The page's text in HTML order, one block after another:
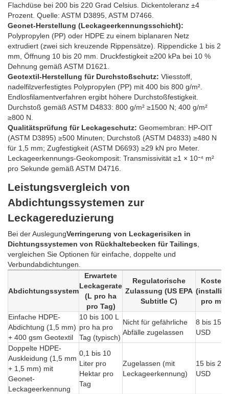
Flachdüse bei 200 bis 220 Grad Celsius. Dickentoleranz ±4
Prozent. Quelle: ASTM D3895, ASTM D7466.
Geonet-Herstellung (Leckageerkennungsschicht):
Polypropylen (PP) oder HDPE zu einem biplanaren Netz
extrudiert (zwei sich kreuzende Rippensätze). Rippendicke 1 bis 2
mm, Öffnung 10 bis 20 mm. Druckfestigkeit ≥200 kPa bei 10 %
Dehnung gemäß ASTM D1621.
Geotextil-Herstellung für Durchstoßschutz: Vliesstoff,
nadelfilzverfestigtes Polypropylen (PP) mit 400 bis 800 g/m².
Endlosfilamentverfahren ergibt höhere Durchstoßfestigkeit.
Durchstoß gemäß ASTM D4833: 800 g/m² ≥1500 N; 400 g/m²
≥800 N.
Qualitätsprüfung für Leckageschutz: Geomembran: HP-OIT
(ASTM D3895) ≥500 Minuten; Durchstoß (ASTM D4833) ≥480 N
für 1,5 mm; Zugfestigkeit (ASTM D6693) ≥29 kN pro Meter.
Leckageerkennungs-Geokomposit: Transmissivität ≥1 × 10⁻⁴ m²
pro Sekunde gemäß ASTM D4716.
Leistungsvergleich von
Abdichtungssystemen zur
Leckagereduzierung
Bei der AuslegungVerringerung von Leckagerisiken in
Dichtungssystemen von Rückhaltebecken für Tailings
vergleichen Sie Optionen für einfache, doppelte und
Verbundabdichtungen.
Abdichtungssystem
Erwartete
Leckagerate
(L pro ha
pro Tag)
Regulatorische
Zulassung (US EPA
Subtitle C)
Kosten
pro m²)
Einfache HDPE-
Abdichtung (1,5 mm)
+ 400 gsm Geotextil
10 bis 100 L
pro ha pro
Tag (typisch)
Nicht für gefährliche
Abfälle zugelassen
8 bis 15
USD
Doppelte HDPE-
Auskleidung (1,5 mm
+ 1,5 mm) mit
Geonet-
Leckageerkennung
0,1 bis 10
Liter pro
Hektar pro
Tag
Zugelassen (mit
Leckageerkennung)
15 bis 25
USD